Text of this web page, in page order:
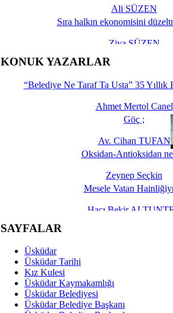
Ali SÜZEN
Sıra halkın ekonomisini
Ziya SÜZEN
İşte Biz buyuz...
KONUK YAZARLAR
“Belediye Ne Taraf Ta Usta” 35 Yıllık
Ahmet Mertol Canel
Göç ;
Av. Cihan TUFAN
Oksidan-Antioksidan
Zeynep Seçkin
Mesele Vatan
Hacı Bekir
Dünya Fani, Ama Kısa Bir Süre De
Savaş ŞENEL
Hukukun Adaleti Kalmadı
SAYFALAR
Üsküdar
Üsküdar Tarihi
Kız Kulesi
Üsküdar Kaymakamlığı
Üsküdar Belediyesi
Üsküdar Belediye Başkanı